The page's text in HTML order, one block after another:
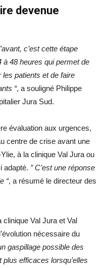
devenue
c’est cette étape
à 48 heures qui permet de
patients et de faire
“, a souligné Philippe
Jura Sud.
évaluation aux urgences,
centre de crise avant une
à la clinique Val Jura ou
adapté. ” C’est une réponse
“, a résumé le directeur des
clinique Val Jura et Val
nécessaire du
gaspillage possible des
efficaces lorsqu’elles